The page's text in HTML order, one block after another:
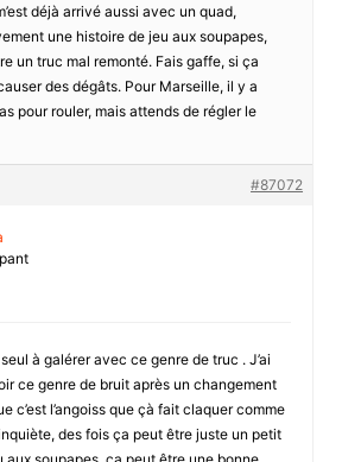
déjà arrivé aussi avec un quad,
une histoire de jeu aux soupapes,
un truc mal remonté. Fais gaffe, si ça
des dégâts. Pour Marseille, il y a
pour rouler, mais attends de régler le
#87072
à galérer avec ce genre de truc . J’ai
ce genre de bruit après un changement
c’est l’angoiss que çà fait claquer comme
des fois ça peut être juste un petit